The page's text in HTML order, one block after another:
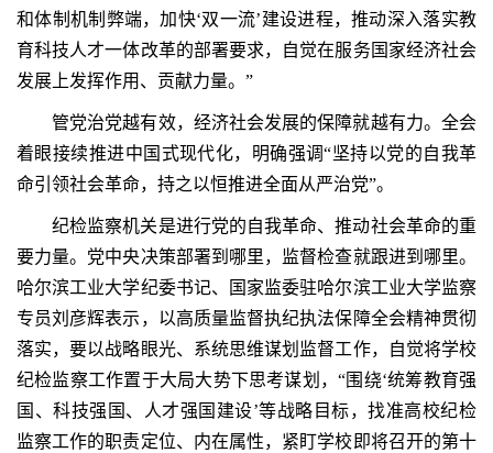
和体制机制弊端，加快‘双一流’建设进程，推动深入落实教
育科技人才一体改革的部署要求，自觉在服务国家经济社会
发展上发挥作用、贡献力量。”
管党治党越有效，经济社会发展的保障就越有力。全会
着眼接续推进中国式现代化，明确强调“坚持以党的自我革
命引领社会革命，持之以恒推进全面从严治党”。
纪检监察机关是进行党的自我革命、推动社会革命的重
要力量。党中央决策部署到哪里，监督检查就跟进到哪里。
哈尔滨工业大学纪委书记、国家监委驻哈尔滨工业大学监察
专员刘彦辉表示，以高质量监督执纪执法保障全会精神贯彻
落实，要以战略眼光、系统思维谋划监督工作，自觉将学校
纪检监察工作置于大局大势下思考谋划，“围绕‘统筹教育强
国、科技强国、人才强国建设’等战略目标，找准高校纪检
监察工作的职责定位、内在属性，紧盯学校即将召开的第十